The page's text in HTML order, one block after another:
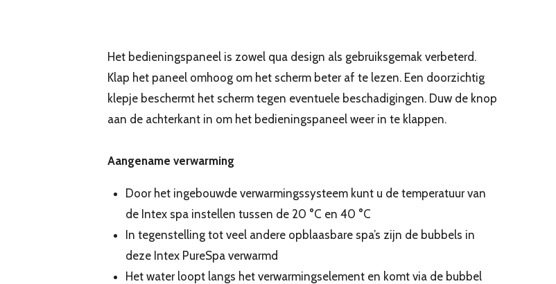
Het bedieningspaneel is zowel qua design als gebruiksgemak verbeterd.
Klap het paneel omhoog om het scherm beter af te lezen. Een doorzichtig
klepje beschermt het scherm tegen eventuele beschadigingen. Duw de knop
aan de achterkant in om het bedieningspaneel weer in te klappen.
Aangename verwarming
Door het ingebouwde verwarmingssysteem kunt u de temperatuur van
de Intex spa instellen tussen de 20 °C en 40 °C
In tegenstelling tot veel andere opblaasbare spa’s zijn de bubbels in
deze Intex PureSpa verwarmd
Het water loopt langs het verwarmingselement en komt via de bubbel